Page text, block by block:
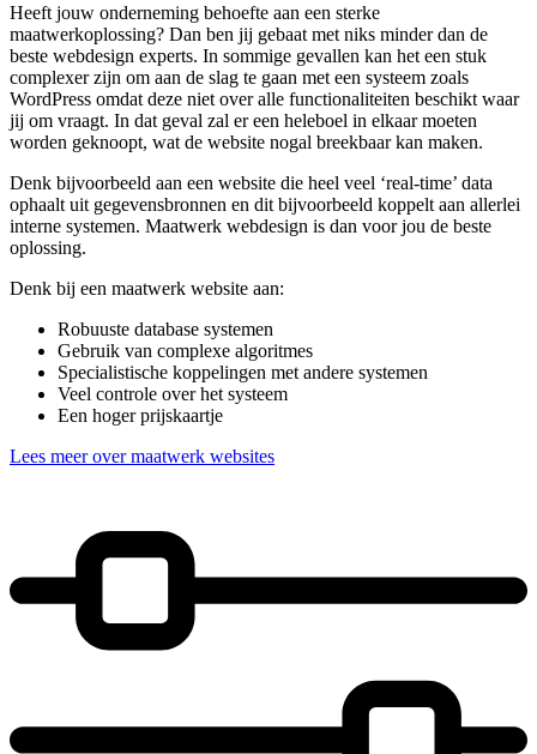
Heeft jouw onderneming behoefte aan een sterke
maatwerkoplossing? Dan ben jij gebaat met niks minder dan de
beste webdesign experts. In sommige gevallen kan het een stuk
complexer zijn om aan de slag te gaan met een systeem zoals
WordPress omdat deze niet over alle functionaliteiten beschikt waar
jij om vraagt. In dat geval zal er een heleboel in elkaar moeten
worden geknoopt, wat de website nogal breekbaar kan maken.
Denk bijvoorbeeld aan een website die heel veel ‘real-time’ data
ophaalt uit gegevensbronnen en dit bijvoorbeeld koppelt aan allerlei
interne systemen. Maatwerk webdesign is dan voor jou de beste
oplossing.
Denk bij een maatwerk website aan:
Robuuste database systemen
Gebruik van complexe algoritmes
Specialistische koppelingen met andere systemen
Veel controle over het systeem
Een hoger prijskaartje
Lees meer over maatwerk websites